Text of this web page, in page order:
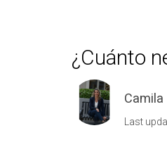
¿Cuánto
Camila
Last